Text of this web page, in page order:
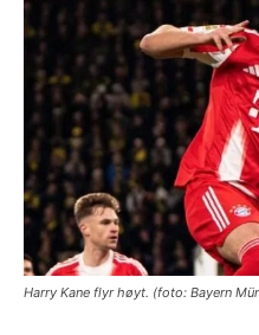
Harry Kane flyr høyt. (foto: Bayern